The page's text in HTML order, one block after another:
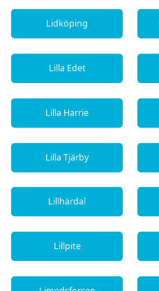
Lidköping
Lilla Edet
Lilla Harrie
Lilla Tjärby
Lillhärdal
Lillpite